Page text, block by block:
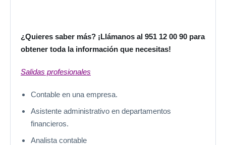
¿Quieres saber más? ¡Llámanos al 951 12 00 90 para
obtener toda la información que necesitas!
Salidas profesionales
Contable en una empresa.
Asistente administrativo en departamentos
financieros.
Analista contable